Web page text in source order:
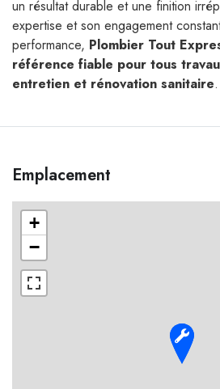
un résultat durable et une finition
expertise et son engagement
performance, Plombier Tout
référence fiable pour tous
entretien et rénovation sanitaire.
Emplacement
+
−